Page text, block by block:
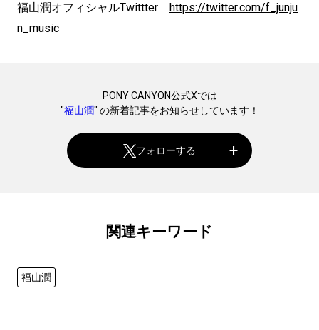
福山潤オフィシャルTwittter
https://twitter.com/f_junju
n_music
PONY CANYON公式Xでは
"福山潤" の新着記事をお知らせしています！
フォローする
関連キーワード
福山潤